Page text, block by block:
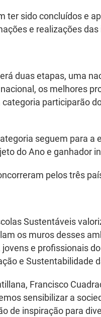
ter sido concluídos e
e realizações
duas etapas, uma
os melhores
participarão
seguem para
do Ano e ganhador
pelos três
Sustentáveis
os muros desses
e profissionais
e Sustentabilidade
Francisco
sensibilizar a
de inspiração para